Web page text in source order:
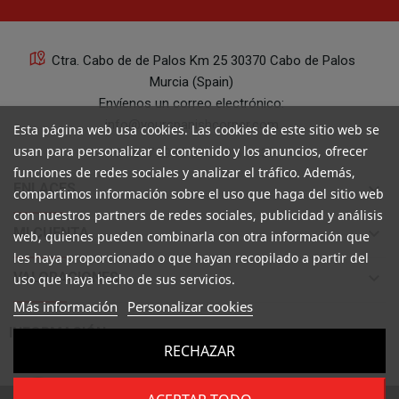
Ctra. Cabo de de Palos Km 25 30370 Cabo de Palos
Murcia (Spain)
Envíenos un correo electrónico:
info@yourspanishcorner.com
+34 647 29 98 21 de 9 a 14:30
ENLACES keyboard_arrow_down
MI CUENTA keyboard_arrow_down
VALORACIONES
INFORMACIÓN 
Esta página web usa cookies. Las cookies de este sitio web se
usan para personalizar el contenido y los anuncios, ofrecer
funciones de redes sociales y analizar el tráfico. Además,
compartimos información sobre el uso que haga del sitio web
con nuestros partners de redes sociales, publicidad y análisis
web, quienes pueden combinarla con otra información que
les haya proporcionado o que hayan recopilado a partir del
uso que haya hecho de sus servicios.
Más información Personalizar cookies
RECHAZAR